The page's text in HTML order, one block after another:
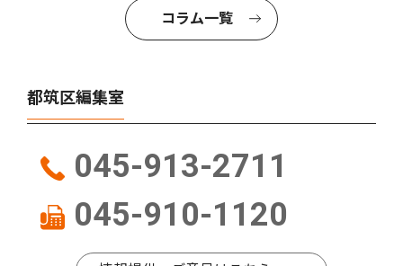
コラム一覧
都筑区編集室
045-913-2711
045-910-1120